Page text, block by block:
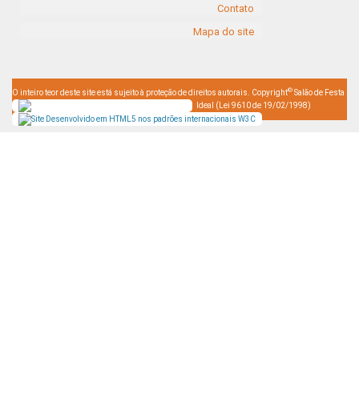
Contato
Mapa do site
O inteiro teor deste site está sujeito à proteção de direitos autorais. Copyright© Salão de Festa
Ideal (Lei 9610 de 19/02/1998)